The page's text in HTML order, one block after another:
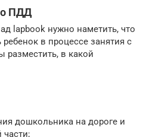
ПДД
lapbook нужно наметить, что
в процессе занятия с
разместить, в какой
дошкольника на дороге и
части;